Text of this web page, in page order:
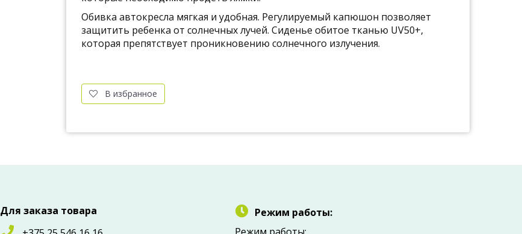
Обивка автокресла мягкая и удобная. Регулируемый капюшон позволяет
защитить ребенка от солнечных лучей. Сиденье обитое тканью UV50+,
которая препятствует проникновению солнечного излучения.
В избранное
Для заказа товара
Режим работы: